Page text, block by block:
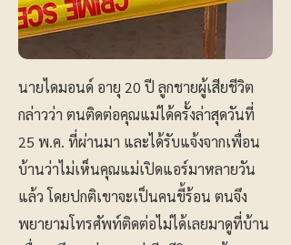
นายไดมอนด์ อายุ 20 ปี ลูกชายผู้เสียชีวิต
กล่าวว่า ตนติดต่อคุณแม่ได้ครั้งล่าสุดวันที่
25 พ.ค. ที่ผ่านมา และได้รับแจ้งจากเพื่อน
บ้านว่าไม่เห็นคุณแม่เปิดแอร์มาหลายวัน
แล้ว โดยปกติเขาจะเป็นคนขี้ร้อน ตนจึง
พยายามโทรศัพท์ติดต่อไม่ได้เลยมาดูที่บ้าน